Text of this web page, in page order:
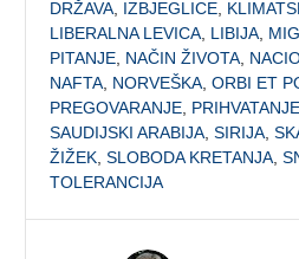
DRŽAVA IZBJEGLICE
LIBERALNA LEVICA LIBIJA
PITANJE NAČIN ŽIVOTA
NAFTA NORVEŠKA ,ORBI ET
PREGOVARANJE PRIHVATANJE
SAUDIJSKI ARABIJA ,SIRIJA ,
ŽIŽEK ,SLOBODA KRETANJA ,
TOLERANCIJA